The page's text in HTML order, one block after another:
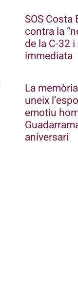
SOS Costa
contra la
de la C-32
immediata
La
uneix
emotiu
aniversari